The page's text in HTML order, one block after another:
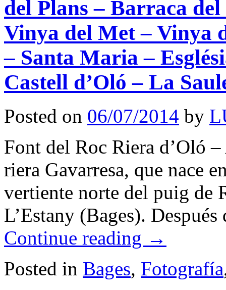
del Plans – Barraca
Vinya del Met – Vinya
– Santa Maria –
Castell d’Oló – La
Posted on 06/07/2014 by
Font del Roc Riera d’Oló
riera Gavarresa, que nace
vertiente norte del puig de
L’Estany (Bages).
Continue reading →
Posted in Bages, Fotografía